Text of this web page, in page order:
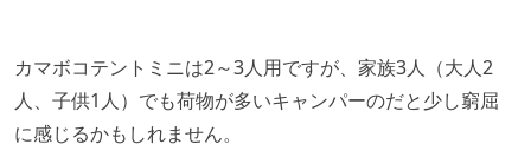
カマボコテントミニは2～3人用ですが、家族3人（大人2
人、子供1人）でも荷物が多いキャンパーのだと少し窮屈
に感じるかもしれません。